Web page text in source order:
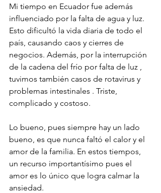
Mi tiempo en Ecuador fue además
influenciado por la falta de agua y luz.
Esto dificultó la vida diaria de todo el
país, causando caos y cierres de
negocios. Además, por la interrupción
de la cadena del frío por falta de luz ,
tuvimos también casos de rotavirus y
problemas intestinales . Triste,
complicado y costoso.
Lo bueno, pues siempre hay un lado
bueno, es que nunca faltó el calor y el
amor de la familia. En estos tiempos,
un recurso importantísimo pues el
amor es lo único que logra calmar la
ansiedad.